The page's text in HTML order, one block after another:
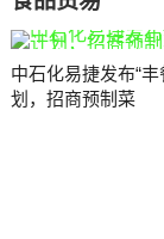
中石化易捷发布“丰
划，招商预制菜